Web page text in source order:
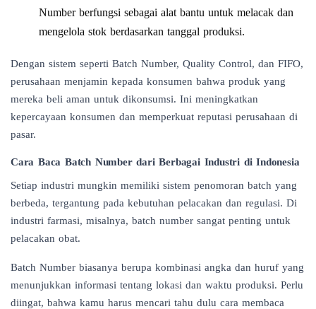
Number berfungsi sebagai alat bantu untuk melacak dan
mengelola stok berdasarkan tanggal produksi.
Dengan sistem seperti Batch Number, Quality Control, dan FIFO,
perusahaan menjamin kepada konsumen bahwa produk yang
mereka beli aman untuk dikonsumsi. Ini meningkatkan
kepercayaan konsumen dan memperkuat reputasi perusahaan di
pasar.
Cara Baca Batch Number dari Berbagai Industri di Indonesia
Setiap industri mungkin memiliki sistem penomoran batch yang
berbeda, tergantung pada kebutuhan pelacakan dan regulasi. Di
industri farmasi, misalnya, batch number sangat penting untuk
pelacakan obat.
Batch Number biasanya berupa kombinasi angka dan huruf yang
menunjukkan informasi tentang lokasi dan waktu produksi. Perlu
diingat, bahwa kamu harus mencari tahu dulu cara membaca